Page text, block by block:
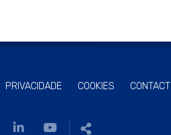
PRIVACIDADE COOKIES
Link
Link
Link